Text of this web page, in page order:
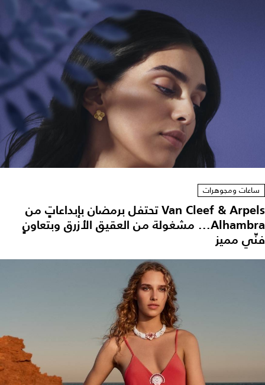
ساعات ومجوهرات
Van Cleef & Arpels تحتفل برمضان بإبداعاتٍ من
Alhambra... مشغولة من العقيق الأزرق وبتعاونٍ
فنّي مميز